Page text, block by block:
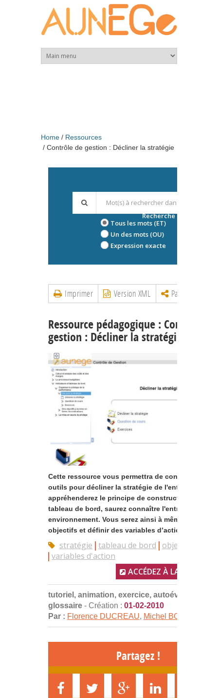
Home
Ressources
Contrôle de gestion : Décliner la stratégie
Tous les mots (ET)
Un des mots (OU)
Expression exacte
Recherche avancée
Imprimer Version XML Partager
Ressource pédagogique : Contrôle de
gestion : Décliner la stratégie
Cette ressource vous permettra de connaître les
outils pour décliner la stratégie de l'entreprise.
appréhenderez le principe de construction d’un
tableau de bord, saurez connaître l'entreprise et
environnement. Vous serez ainsi à même de fixer
objectifs et définir des variables d’action...
stratégie tableau de bord
objectifs
variables d'action
ACCÉDEZ À LA
tutoriel, animation, exercice, autoévaluation,
glossaire - Création : 01-02-2010
Par : Florence DUCREAU, Michel BOUTRY
Partagez !